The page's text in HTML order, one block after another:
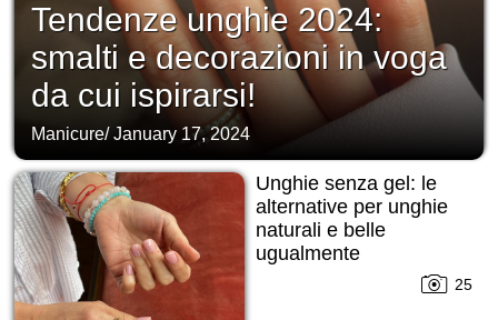
Tendenze unghie 2024:
smalti e decorazioni in voga
da cui ispirarsi!
Manicure/January 17, 2024
Unghie senza gel: le
alternative per unghie
naturali e belle
ugualmente
25